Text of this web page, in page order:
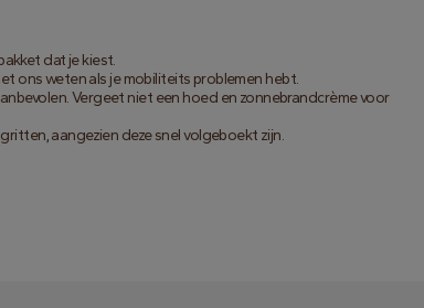
dat je kiest.
ons weten als je mobiliteits problemen hebt.
Vergeet niet een hoed en zonnebrandcrème voor
aangezien deze snel volgeboekt zijn.